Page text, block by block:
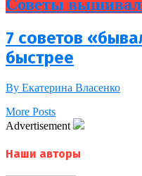
Советы
7 советов
быстрее
By Екатерина Власенко
More Posts
Advertisement
Наши авторы